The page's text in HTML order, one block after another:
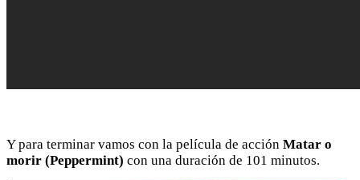
Y para terminar vamos con la película de acción Matar o
morir (Peppermint) con una duración de 101 minutos.